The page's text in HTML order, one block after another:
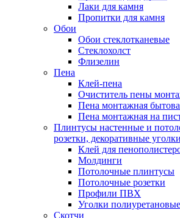
Лаки для камня
Пропитки для камня
Обои
Обои стеклотканевые
Стеклохолст
Флизелин
Пена
Клей-пена
Очиститель пены
Пена монтажная
Пена монтажная на
Плинтусы настенные и
розетки, декоративные уголки
Клей для
Молдинги
Потолочные плинтусы
Потолочные розетки
Профили ПВХ
Уголки полиуретановые
Скотчи